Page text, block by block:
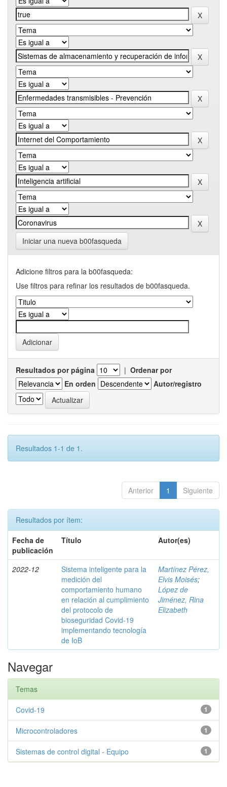
Iniciar una nueva b00fasqueda
Adicione filtros para la b00fasqueda:
Use filtros para refinar los resultados de b00fasqueda.
Resultados por página | Ordenar por
En orden
Autor/registro
Resultados 1-1 de 1.
Anterior 1 Siguiente
Resultados por ítem:
Fecha de
publicación
Título Autor(es)
2022-12
Sistema inteligente para la
medición del
comportamiento humano
en relación al cumplimiento
del protocolo de
bioseguridad Covid-19
implementando tecnología
de IoB
Martínez Pérez,
Elvis Moisés;
López de
Jiménez, Rina
Elizabeth
Navegar
Temas
1
Covid-19
1
Microcontroladores
1
Sistemas de control digital - Equipo